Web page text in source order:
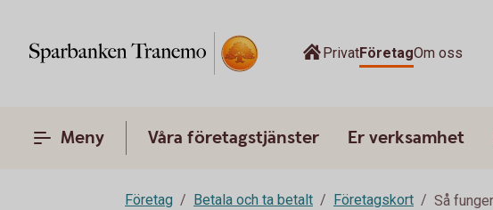
PrivatFöretagOm oss
Meny Våra företagstjänster Er verksamhet
Företag Betala och ta betalt Företagskort Så